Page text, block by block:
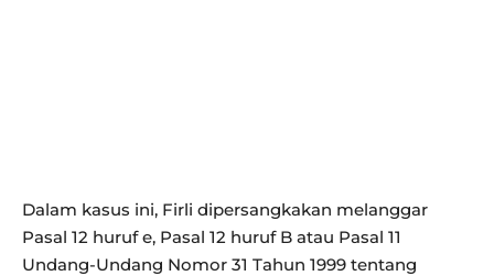
Dalam kasus ini, Firli dipersangkakan melanggar
Pasal 12 huruf e, Pasal 12 huruf B atau Pasal 11
Undang-Undang Nomor 31 Tahun 1999 tentang